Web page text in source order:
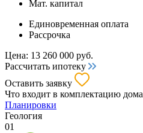
Мат. капитал
Единовременная оплата
Рассрочка
Цена: 13 260 000 руб.
Рассчитать ипотеку
Оставить заявку
Что входит в комплектацию дома
Планировки
Геология
01